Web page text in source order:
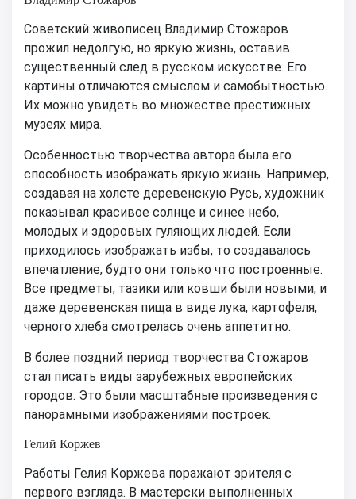
Советский живописец Владимир Стожаров
прожил недолгую, но яркую жизнь, оставив
существенный след в русском искусстве. Его
картины отличаются смыслом и самобытностью.
Их можно увидеть во множестве престижных
музеях мира.
Особенностью творчества автора была его
способность изображать яркую жизнь. Например,
создавая на холсте деревенскую Русь, художник
показывал красивое солнце и синее небо,
молодых и здоровых гуляющих людей. Если
приходилось изображать избы, то создавалось
впечатление, будто они только что построенные.
Все предметы, тазики или ковши были новыми, и
даже деревенская пища в виде лука, картофеля,
черного хлеба смотрелась очень аппетитно.
В более поздний период творчества Стожаров
стал писать виды зарубежных европейских
городов. Это были масштабные произведения с
панорамными изображениями построек.
Гелий Коржев
Работы Гелия Коржева поражают зрителя с
первого взгляда. В мастерски выполненных